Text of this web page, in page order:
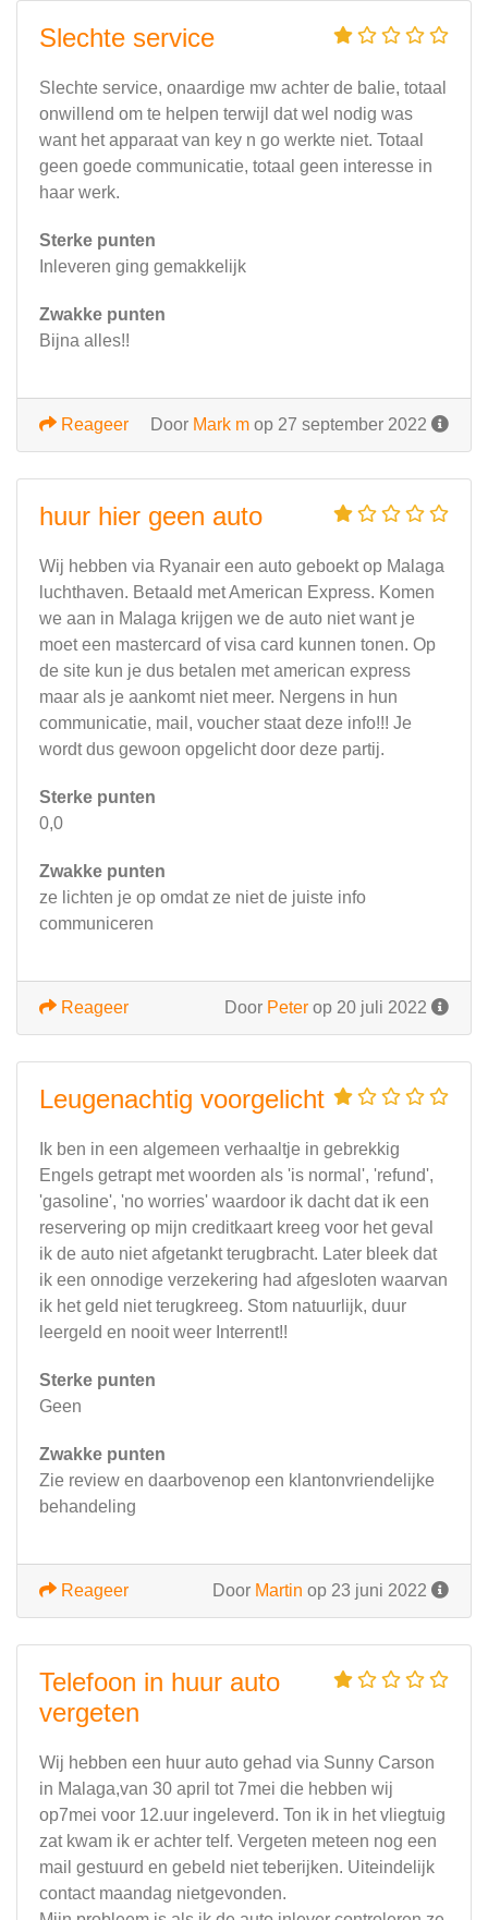
Slechte service
Slechte service, onaardige mw achter de balie, totaal
onwillend om te helpen terwijl dat wel nodig was
want het apparaat van key n go werkte niet. Totaal
geen goede communicatie, totaal geen interesse in
haar werk.
Sterke punten
Inleveren ging gemakkelijk
Zwakke punten
Bijna alles!!
Door Mark m op 27 september 2022
Reageer
huur hier geen auto
Wij hebben via Ryanair een auto geboekt op Malaga
luchthaven. Betaald met American Express. Komen
we aan in Malaga krijgen we de auto niet want je
moet een mastercard of visa card kunnen tonen. Op
de site kun je dus betalen met american express
maar als je aankomt niet meer. Nergens in hun
communicatie, mail, voucher staat deze info!!! Je
wordt dus gewoon opgelicht door deze partij.
Sterke punten
0,0
Zwakke punten
ze lichten je op omdat ze niet de juiste info
communiceren
Door Peter op 20 juli 2022
Reageer
Leugenachtig voorgelicht
Ik ben in een algemeen verhaaltje in gebrekkig
Engels getrapt met woorden als 'is normal', 'refund',
'gasoline', 'no worries' waardoor ik dacht dat ik een
reservering op mijn creditkaart kreeg voor het geval
ik de auto niet afgetankt terugbracht. Later bleek dat
ik een onnodige verzekering had afgesloten waarvan
ik het geld niet terugkreeg. Stom natuurlijk, duur
leergeld en nooit weer Interrent!!
Sterke punten
Geen
Zwakke punten
Zie review en daarbovenop een klantonvriendelijke
behandeling
Door Martin op 23 juni 2022
Reageer
Telefoon in huur auto
vergeten
Wij hebben een huur auto gehad via Sunny Carson
in Malaga,van 30 april tot 7mei die hebben wij
op7mei voor 12.uur ingeleverd. Ton ik in het vliegtuig
zat kwam ik er achter telf. Vergeten meteen nog een
mail gestuurd en gebeld niet teberijken. Uiteindelijk
contact maandag nietgevonden.